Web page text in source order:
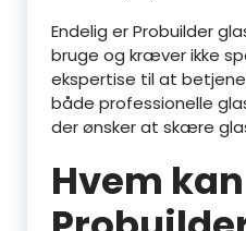
Endelig er Probuilder
bruge og kræver ikke
ekspertise til at
både professionelle
der ønsker at skære
Hvem